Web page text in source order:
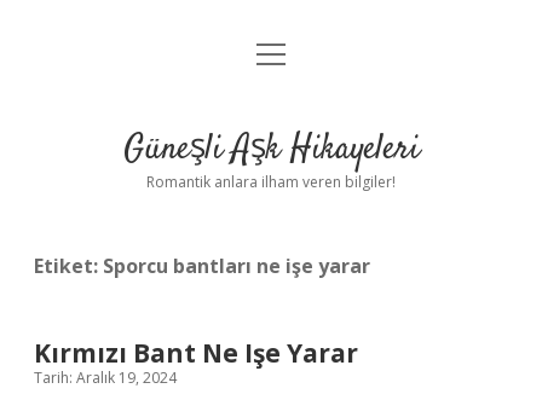
Anasayfa
Yasal Uyarı
menüyü
Güneşli Aşk Hikayeleri
Romantik anlara ilham veren bilgiler!
Etiket: Sporcu bantları ne işe yarar
Kırmızı Bant Ne Işe Yarar
Tarih: Aralık 19, 2024